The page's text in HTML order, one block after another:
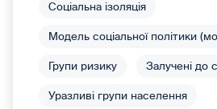
Соціальна ізоляція
Модель соціальної політики
Групи ризику Залучені до
Уразливі групи населення